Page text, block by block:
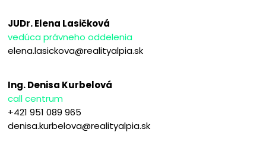
JUDr. Elena Lasičková
vedúca právneho oddelenia
elena.lasickova@realityalpia.sk
Ing. Denisa Kurbelová
call centrum
+421 951 089 965
denisa.kurbelova@realityalpia.sk